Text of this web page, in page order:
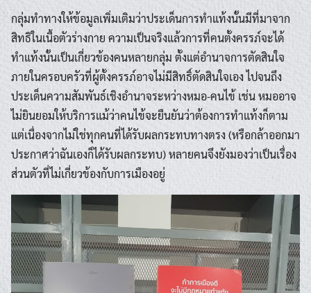
กลุ่มทำทางให้ข้อมูลเพิ่มเติมว่าประเด็นการทำแท้งนั้นมีที่มาจาก
สิทธิในเนื้อตัวร่างกาย ความเป็นจริงแล้วการที่คนตั้งครรภ์จะได้
ทำแท้งนั้นเป็นเกี่ยวข้องคนหลายกลุ่ม ตั้งแต่อำนาจการตัดสินใจ
ภายในครอบครัวที่ผู้ตั้งครรภ์อาจไม่มีสิทธิ์ตัดสินใจเอง ไปจนถึง
ประเด็นความสัมพันธ์เชิงอำนาจระหว่างหมอ-คนไข้ เช่น หมออาจ
ไม่ยินยอมให้บริการแม้ว่าคนไข้จะยืนยันว่าต้องการทำแท้งก็ตาม
แต่เนื่องจากไม่ใช่ทุกคนที่ได้รับผลกระทบทางตรง (หรือกล้าออกมา
ประกาศว่าฉันเองก็ได้รับผลกระทบ) หลายคนจึงยังมองว่าเป็นเรื่อง
ส่วนตัวที่ไม่เกี่ยวข้องกับการเมืองอยู่